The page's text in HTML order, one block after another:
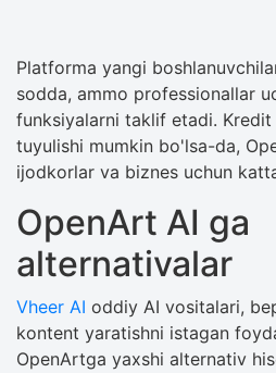
Platforma yangi
sodda, ammo professionallar
funksiyalarni taklif etadi.
tuyulishi mumkin bo'lsa-da,
ijodkorlar va biznes uchun
OpenArt AI ga
alternativalar
Vheer AI oddiy AI vositalari,
kontent yaratishni istagan
OpenArtga yaxshi alternativ